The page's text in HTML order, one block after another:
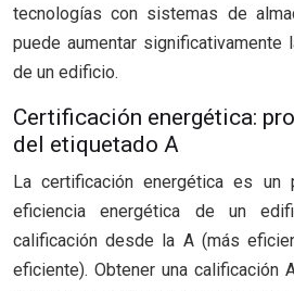
tecnologías con sistemas de
puede aumentar significativamente
de un edificio.
Certificación energética:
del etiquetado A
La certificación energética es un
eficiencia energética de un
calificación desde la A (más
eficiente). Obtener una calificación